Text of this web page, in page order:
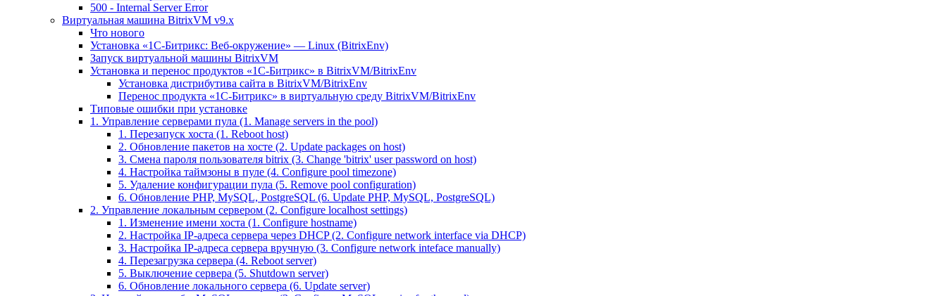
500 - Internal Server Error
Виртуальная машина BitrixVM v9.x
Что нового
Установка «1С-Битрикс: Веб-окружение» — Linux (BitrixEnv)
Запуск виртуальной машины BitrixVM
Установка и перенос продуктов «1С-Битрикс» в BitrixVM/BitrixEnv
Установка дистрибутива сайта в BitrixVM/BitrixEnv
Перенос продукта «1C-Битрикс» в виртуальную среду BitrixVM/BitrixEnv
Типовые ошибки при установке
1. Управление серверами пула (1. Manage servers in the pool)
1. Перезапуск хоста (1. Reboot host)
2. Обновление пакетов на хосте (2. Update packages on host)
3. Смена пароля пользователя bitrix (3. Change 'bitrix' user password on host)
4. Настройка таймзоны в пуле (4. Configure pool timezone)
5. Удаление конфигурации пула (5. Remove pool configuration)
6. Обновление PHP, MySQL, PostgreSQL (6. Update PHP, MySQL, PostgreSQL)
2. Управление локальным сервером (2. Configure localhost settings)
1. Изменение имени хоста (1. Configure hostname)
2. Настройка IP-адреса сервера через DHCP (2. Configure network interface via DHCP)
3. Настройка IP-адреса сервера вручную (3. Configure network inteface manually)
4. Перезагрузка сервера (4. Reboot server)
5. Выключение сервера (5. Shutdown server)
6. Обновление локального сервера (6. Update server)